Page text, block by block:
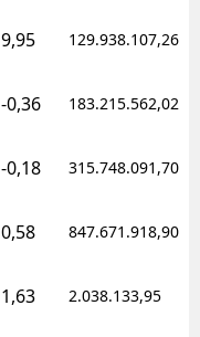
9,95 129.938.107,26
-0,36 183.215.562,02
-0,18 315.748.091,70
0,58 847.671.918,90
1,63 2.038.133,95